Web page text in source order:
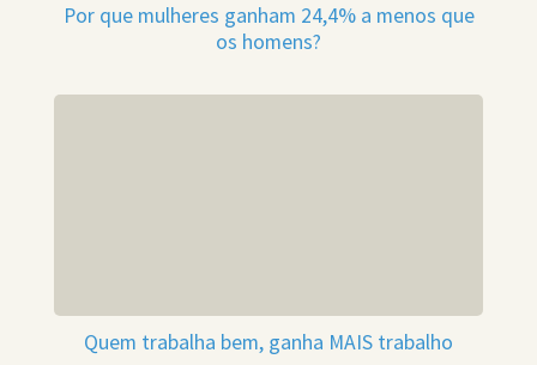
Por que mulheres ganham 24,4% a menos que
os homens?
Quem trabalha bem, ganha MAIS trabalho